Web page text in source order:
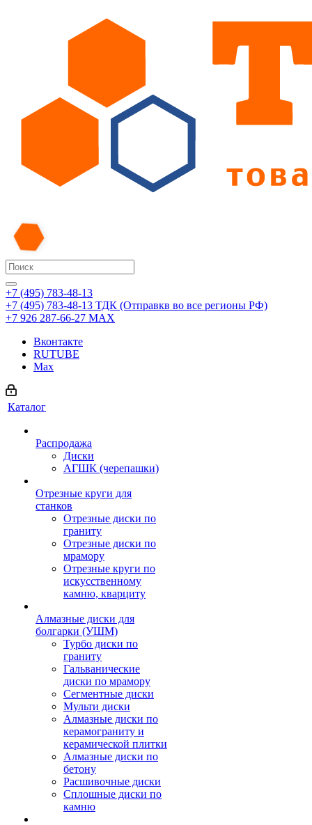
+7 (495) 783-48-13
+7 (495) 783-48-13 ТДК (Отправкв во все регионы РФ)
+7 926 287-66-27 МАХ
Вконтакте
RUTUBE
Max
Каталог
Распродажа
Диски
АГШК (черепашки)
Отрезные круги для
станков
Отрезные диски по
граниту
Отрезные диски по
мрамору
Отрезные круги по
искусственному
камню, кварциту
Алмазные диски для
болгарки (УШМ)
Турбо диски по
граниту
Гальванические
диски по мрамору
Сегментные диски
Мульти диски
Алмазные диски по
керамограниту и
керамической плитки
Алмазные диски по
бетону
Расшивочные диски
Сплошные диски по
камню